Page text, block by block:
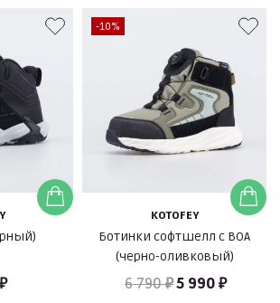
-10%
KOTOFEY
Ботинки софтшелл с BOA
(черно-оливковый)
6 790 ₽5 990 ₽